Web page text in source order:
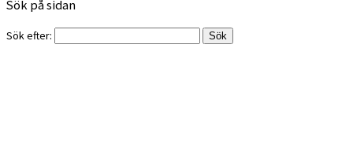
Sök på sidan
Sök efter: